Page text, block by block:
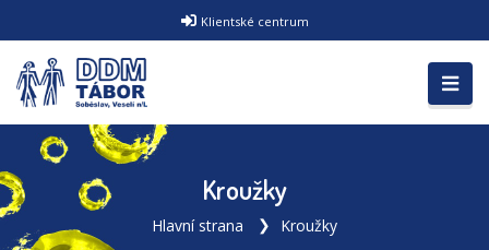
Klientské centrum
Kroužky
Hlavní strana Kroužky